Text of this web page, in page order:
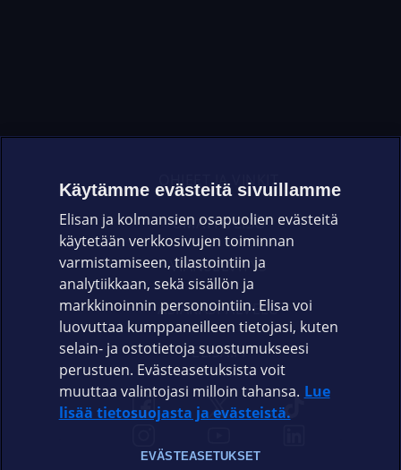
OHJEET JA VINKIT
OMAYHTEISÖ
VIANSELVITYS
ASIAKASPALVELU
ELISA.FI
Käytämme evästeitä sivuillamme
Elisan ja kolmansien osapuolien evästeitä
käytetään verkkosivujen toiminnan
varmistamiseen, tilastointiin ja
analytiikkaan, sekä sisällön ja
markkinoinnin personointiin. Elisa voi
luovuttaa kumppaneilleen tietojasi, kuten
selain- ja ostotietoja suostumukseesi
perustuen. Evästeasetuksista voit
muuttaa valintojasi milloin tahansa. Lue
lisää tietosuojasta ja evästeistä.
EVÄSTEASETUKSET